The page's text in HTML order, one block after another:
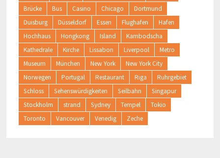
Brücke
Bus Casino Chicago
Dortmund
Duisburg
Düsseldorf Essen Flughafen
Hafen
Hochhaus
Hongkong Island
Kambodscha
Kathedrale
Kirche Lissabon Liverpool
Metro
Museum
München New York
New York City
Norwegen
Portugal Restaurant Riga
Ruhrgebiet
Schloss
Sehenswürdigkeiten Seilbahn
Singapur
Stockholm
strand Sydney Tempel
Tokio
Toronto
Vancouver Venedig Zeche